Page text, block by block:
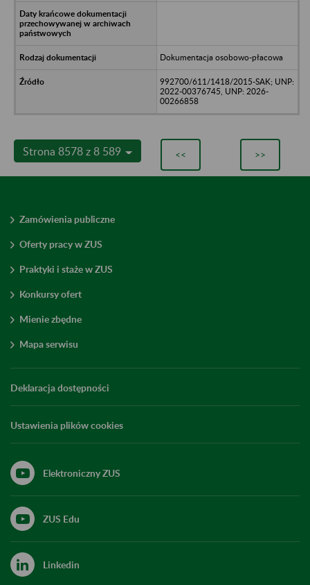
Dokumentacja osobowo-płacowa
992700/611/1418/2015-SAK; UNP:
2022-00376745, UNP: 2026-
00266858
Strona 8578 z 8 589 << >>
Zamówienia publiczne
Oferty pracy w ZUS
Praktyki i staże w ZUS
Konkursy ofert
Mienie zbędne
Mapa serwisu
Deklaracja dostępności
Ustawienia plików cookies
Elektroniczny ZUS
ZUS Edu
Linkedin